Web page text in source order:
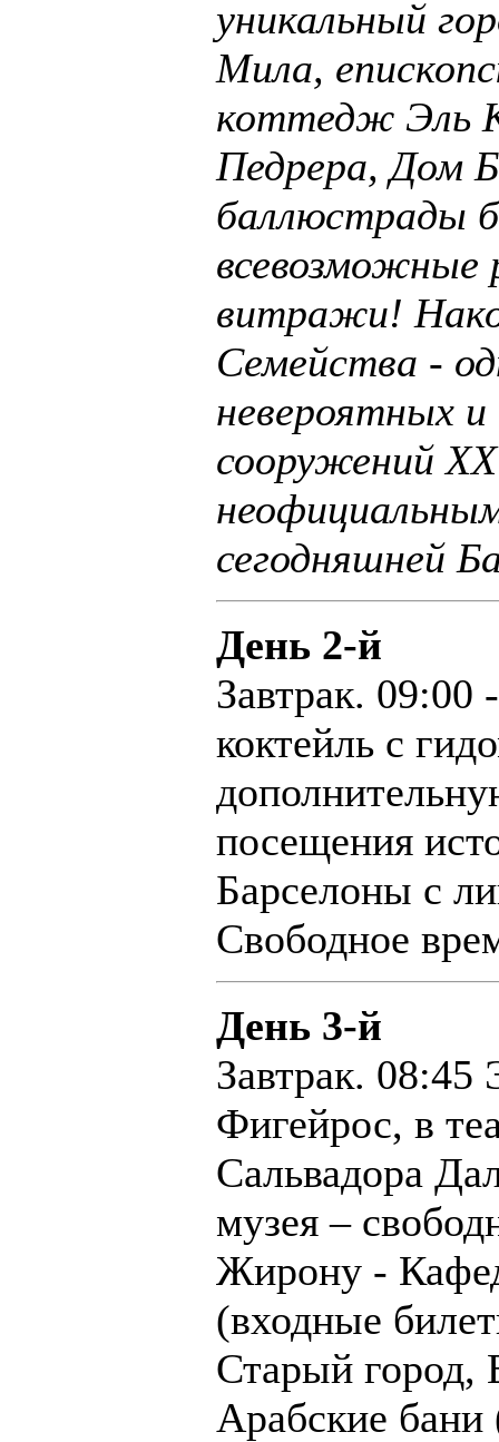
уникальный
Мила,
коттедж Эль
Педрера, Дом
баллюстрады
всевозможные
витражи!
Семейства -
невероятных
сооружений
сегодняшней
День 2-й
Завтрак. 09:00
коктейль с
посещения
Барселоны с
Свободное
День 3-й
Завтрак. 08:45
Фигейрос, в
Сальвадора
музея –
Жирону -
(входные
Старый город,
Арабские бани